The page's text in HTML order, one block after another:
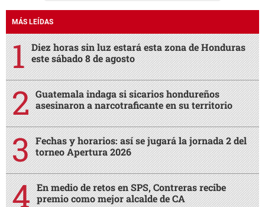
MÁS LEÍDAS
Diez horas sin luz estará esta zona de Honduras
este sábado 8 de agosto
Guatemala indaga si sicarios hondureños
asesinaron a narcotraficante en su territorio
Fechas y horarios: así se jugará la jornada 2 del
torneo Apertura 2026
En medio de retos en SPS, Contreras recibe
premio como mejor alcalde de CA